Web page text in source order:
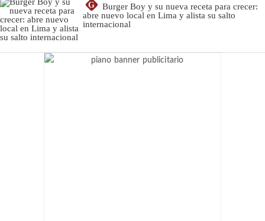
G
Burger Boy y su nueva receta para crecer:
abre nuevo local en Lima y alista su salto
internacional